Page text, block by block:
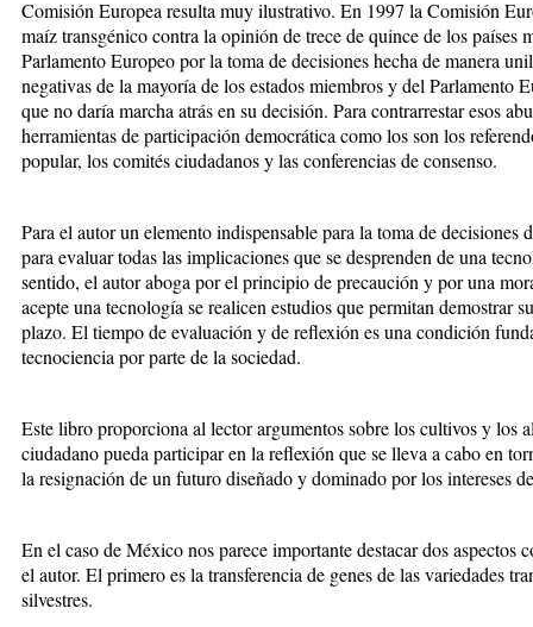
Comisión Europea resulta muy ilustrativo. En 1997 la Comisión
maíz transgénico contra la opinión de trece de quince de los países
Parlamento Europeo por la toma de decisiones hecha de manera
negativas de la mayoría de los estados miembros y del Parlamento
que no daría marcha atrás en su decisión. Para contrarrestar esos
herramientas de participación democrática como los son los
popular, los comités ciudadanos y las conferencias de consenso.
Para el autor un elemento indispensable para la toma de decisiones
para evaluar todas las implicaciones que se desprenden de una
sentido, el autor aboga por el principio de precaución y por una
acepte una tecnología se realicen estudios que permitan demostrar
plazo. El tiempo de evaluación y de reflexión es una condición
tecnociencia por parte de la sociedad.
Este libro proporciona al lector argumentos sobre los cultivos y los
ciudadano pueda participar en la reflexión que se lleva a cabo en
la resignación de un futuro diseñado y dominado por los intereses
En el caso de México nos parece importante destacar dos aspectos
el autor. El primero es la transferencia de genes de las variedades
silvestres.